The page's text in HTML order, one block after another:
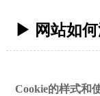
▶ 网站如何
Cookie的样式和